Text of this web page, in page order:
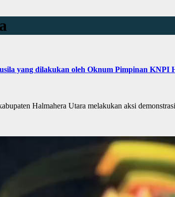
yang dilakukan oleh Oknum Pimpinan KNPI
Halmahera Utara melakukan aksi